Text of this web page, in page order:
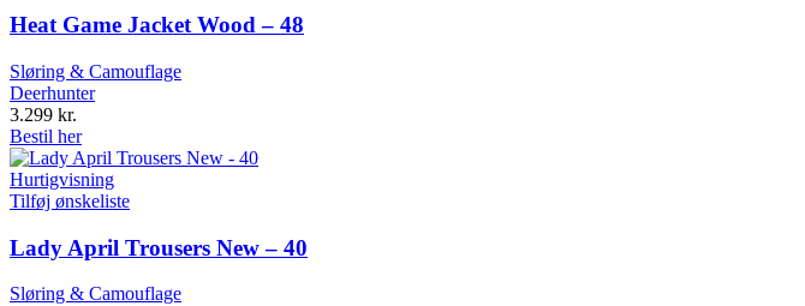
Heat Game Jacket Wood – 48
Sløring & Camouflage
Deerhunter
3.299 kr.
Bestil her
Hurtigvisning
Tilføj ønskeliste
Lady April Trousers New – 40
Sløring & Camouflage